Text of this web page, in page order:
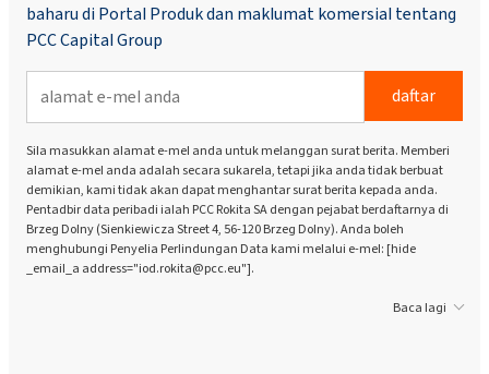
baharu di Portal Produk dan maklumat komersial tentang
PCC Capital Group
daftar
Sila masukkan alamat e-mel anda untuk melanggan surat berita. Memberi
alamat e-mel anda adalah secara sukarela, tetapi jika anda tidak berbuat
demikian, kami tidak akan dapat menghantar surat berita kepada anda.
Pentadbir data peribadi ialah PCC Rokita SA dengan pejabat berdaftarnya di
Brzeg Dolny (Sienkiewicza Street 4, 56-120 Brzeg Dolny). Anda boleh
menghubungi Penyelia Perlindungan Data kami melalui e-mel: [hide
_email_a address="iod.rokita@pcc.eu"].
Baca lagi